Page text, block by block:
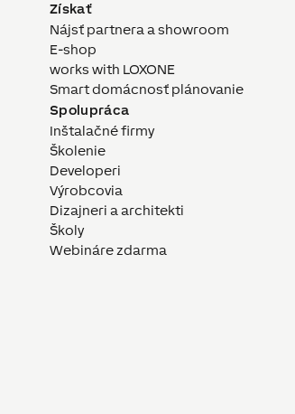
Získať
Nájsť partnera a showroom
E-shop
works with LOXONE
Smart domácnosť plánovanie
Spolupráca
Inštalačné firmy
Školenie
Developeri
Výrobcovia
Dizajneri a architekti
Školy
Webináre zdarma